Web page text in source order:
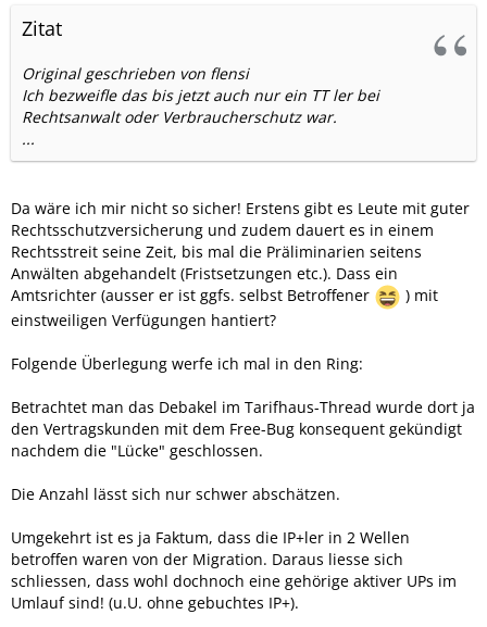
Zitat
Original geschrieben von flensi
Ich bezweifle das bis jetzt auch nur ein TT ler bei
Rechtsanwalt oder Verbraucherschutz war.
...
Da wäre ich mir nicht so sicher! Erstens gibt es Leute mit guter
Rechtsschutzversicherung und zudem dauert es in einem
Rechtsstreit seine Zeit, bis mal die Präliminarien seitens
Anwälten abgehandelt (Fristsetzungen etc.). Dass ein
Amtsrichter (ausser er ist ggfs. selbst Betroffener
) mit
einstweiligen Verfügungen hantiert?
Folgende Überlegung werfe ich mal in den Ring:
Betrachtet man das Debakel im Tarifhaus-Thread wurde dort ja
den Vertragskunden mit dem Free-Bug konsequent gekündigt
nachdem die "Lücke" geschlossen.
Die Anzahl lässt sich nur schwer abschätzen.
Umgekehrt ist es ja Faktum, dass die IP+ler in 2 Wellen
betroffen waren von der Migration. Daraus liesse sich
schliessen, dass wohl dochnoch eine gehörige aktiver UPs im
Umlauf sind! (u.U. ohne gebuchtes IP+).